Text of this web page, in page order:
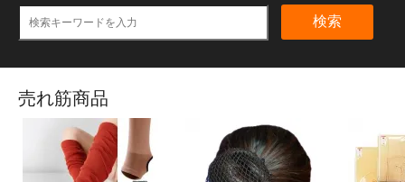
検索
売れ筋商品